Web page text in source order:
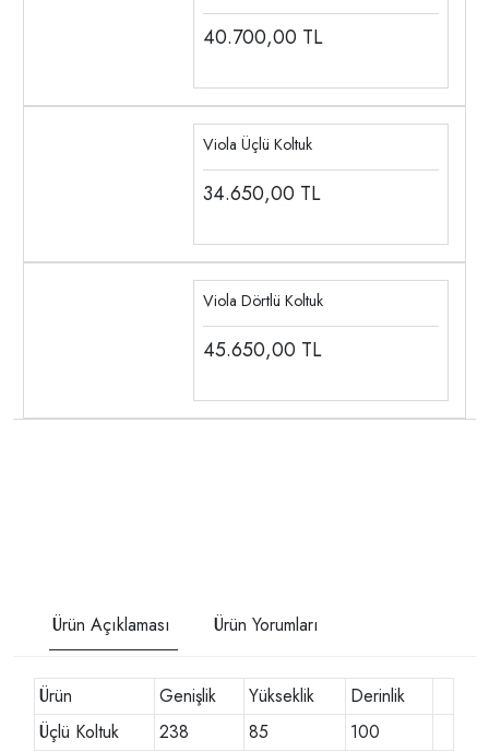
40.700,00 TL
Viola Üçlü Koltuk
34.650,00 TL
Viola Dörtlü Koltuk
45.650,00 TL
Ürün Açıklaması Ürün Yorumları
Ürün Genişlik Yükseklik
Derinlik
Üçlü Koltuk
238 85 100